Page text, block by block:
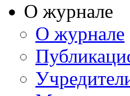
О журнале
О журнале